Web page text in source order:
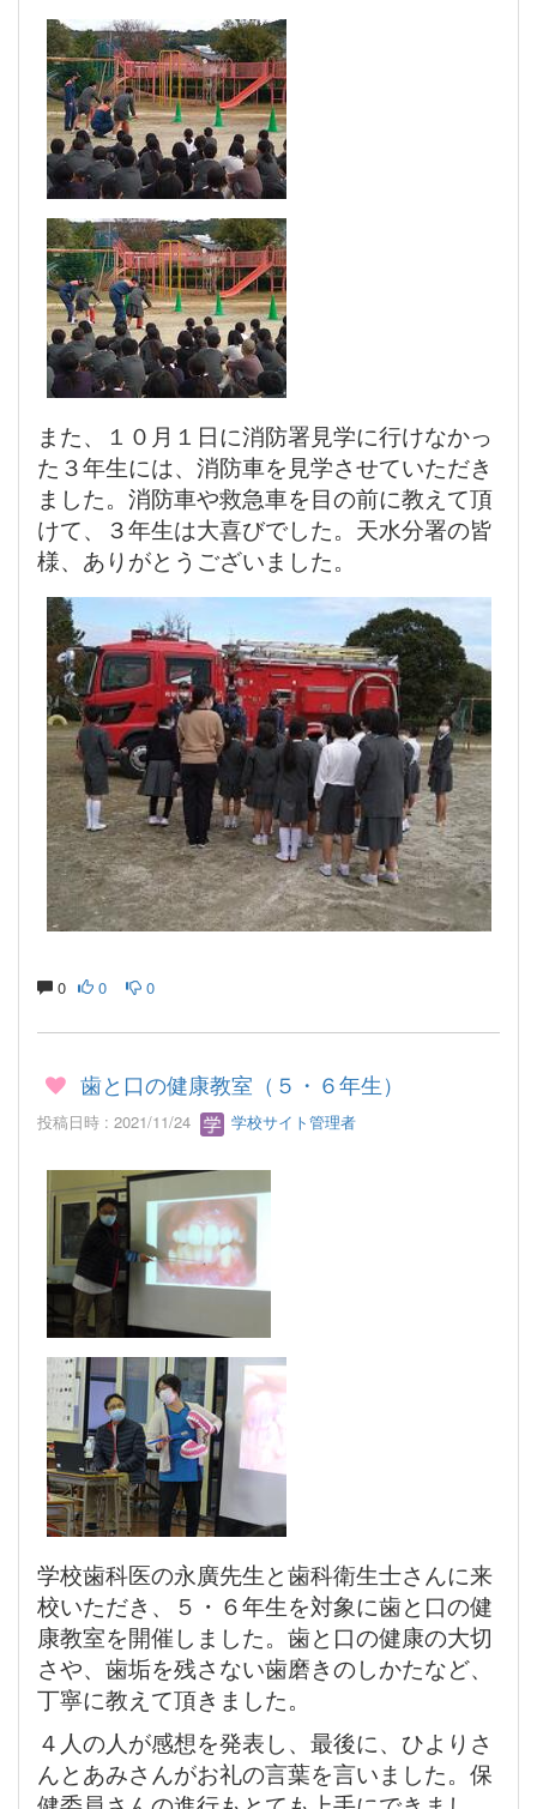
また、１０月１日に消防署見学に行けなかっ
た３年生には、消防車を見学させていただき
ました。消防車や救急車を目の前に教えて頂
けて、３年生は大喜びでした。天水分署の皆
様、ありがとうございました。
0 0 0
歯と口の健康教室（５・６年生）
投稿日時 : 2021/11/24 学校サイト管理者
学校歯科医の永廣先生と歯科衛生士さんに来
校いただき、５・６年生を対象に歯と口の健
康教室を開催しました。歯と口の健康の大切
さや、歯垢を残さない歯磨きのしかたなど、
丁寧に教えて頂きました。
４人の人が感想を発表し、最後に、ひよりさ
んとあみさんがお礼の言葉を言いました。保